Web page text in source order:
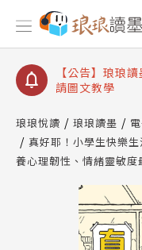
【公告】琅琅讀
請圖文教學
【公告】琅琅書
【公告】琅琅讀
琅琅悅讀 琅琅讀墨
真好耶！小學生快樂
養心理韌性、情緒靈敏度